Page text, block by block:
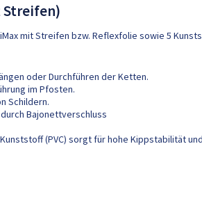
mit Streifen bzw. Reflexfolie sowie 5
oder Durchführen der Ketten.
im Pfosten.
Schildern.
Bajonettverschluss
(PVC) sorgt für hohe Kippstabilität